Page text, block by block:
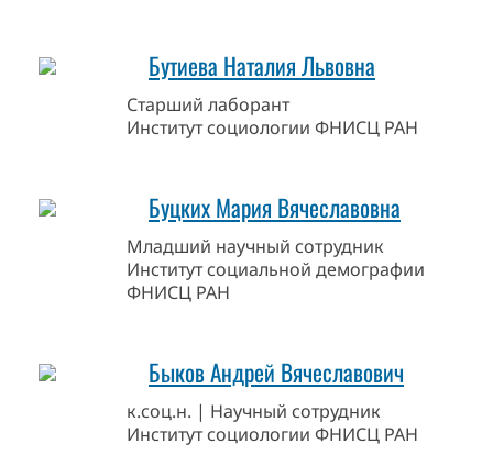
Бутиева Наталия Львовна
Старший лаборант
Институт социологии ФНИСЦ РАН
Буцких Мария Вячеславовна
Младший научный сотрудник
Институт социальной демографии
ФНИСЦ РАН
Быков Андрей Вячеславович
к.соц.н. | Научный сотрудник
Институт социологии ФНИСЦ РАН